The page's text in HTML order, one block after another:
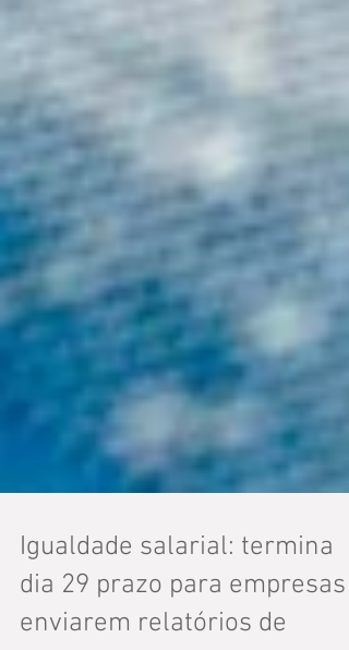
Igualdade salarial: termina
dia 29 prazo para empresas